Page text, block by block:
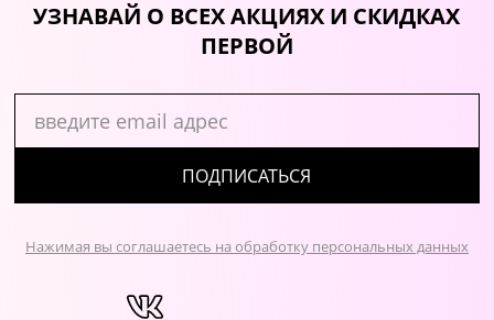
УЗНАВАЙ О ВСЕХ АКЦИЯХ И СКИДКАХ
ПЕРВОЙ
ПОДПИСАТЬСЯ
Нажимая вы соглашаетесь на обработку персональных данных